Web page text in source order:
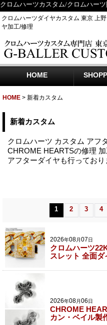
クロムハーツカスタム/クロムハー
クロムハーツダイヤカスタム 東京 上
ヤ加工/修理
HOME
HOME > 新着カスタム
新着カスタム
クロムハーツ カスタム アフ
CHROME HEARTSの修理
アフターダイヤも行っており
1 2 3 4
2026年08月 07 日
クロムハーツ
スレット 全面ダ
2026年08月 06 日
CHROME
カン・ベイル製